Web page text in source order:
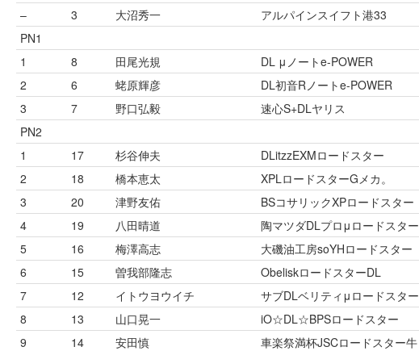
–
3 大沼秀一 アルパインスイフト港33
PN1
1
8 田尾光規 DL μノートe-POWER
2
6 蛯原輝彦 DL初音Rノートe-POWER
3
7 野口弘毅 速心S+DLヤリス
PN2
1
17 杉谷伸夫 DLitzzEXMロードスター
2
18 橋本恵太 XPLロードスターGメカ。
3
20 津野友佑 BSコサリックXPロードスター
4
19 八田晴道 陶マツダDLプロμロードスター
5
16 梅澤高志 大磯油工房soYHロードスター
6
15 曽我部隆志 ObeliskロードスターDL
7
12 イトウヨウイチ サブDLベリティμロードスター
8
13 山口晃一 iO☆DL☆BPSロードスター
9
14 安田慎 車楽祭満杯JSCロードスター牛